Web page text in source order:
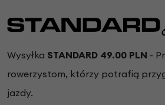
Wysyłka STANDARD 49.00 PLN -
rowerzystom, którzy potrafią
jazdy.